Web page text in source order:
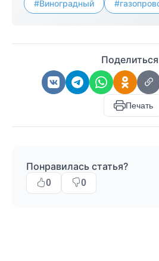
#Виноградный
Печать
Понравилась статья?
0 0